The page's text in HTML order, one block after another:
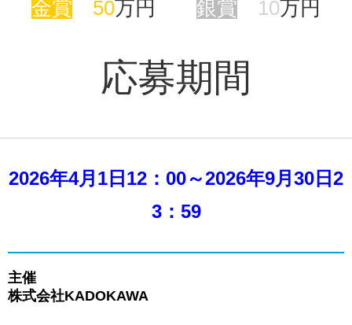
金賞 50万円 銀賞 10万円
応募期間
2026年4月1日12：00～2026年9月30日2
3：59
主催
株式会社KADOKAWA